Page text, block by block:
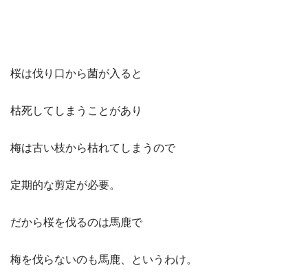
桜は伐り口から菌が入ると
枯死してしまうことがあり
梅は古い枝から枯れてしまうので
定期的な剪定が必要。
だから桜を伐るのは馬鹿で
梅を伐らないのも馬鹿、というわけ。